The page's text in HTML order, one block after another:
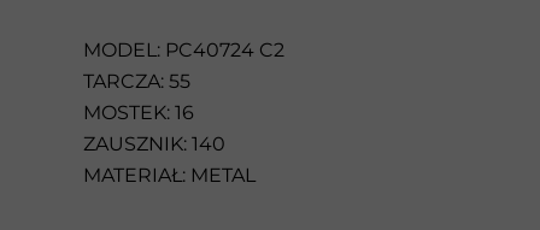
MODEL: PC40724 C2
TARCZA: 55
MOSTEK: 16
ZAUSZNIK: 140
MATERIAŁ: METAL